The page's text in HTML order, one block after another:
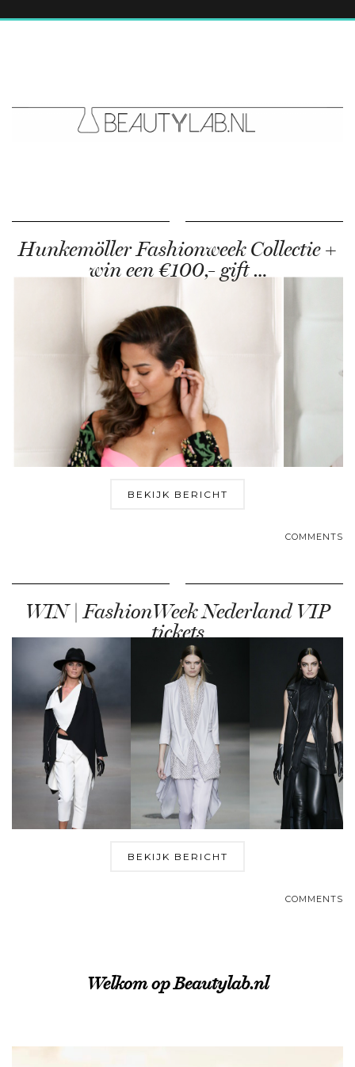
Hunkemöller Fashionweek Collectie +
win een €100,- gift …
BEKIJK BERICHT
COMMENTS
WIN | FashionWeek Nederland VIP
tickets
BEKIJK BERICHT
COMMENTS
Welkom op Beautylab.nl